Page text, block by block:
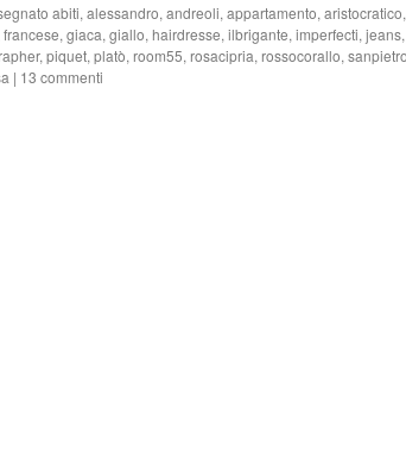
abiti, alessandro, andreoli, appartamento, aristocratico,
francese, giaca, giallo, hairdresse, ilbrigante, imperfecti, jeans,
, piquet, platò, room55, rosacipria, rossocorallo,
| 13 commenti